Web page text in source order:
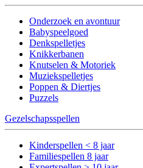
Onderzoek en avontuur
Babyspeelgoed
Denkspelletjes
Knikkerbanen
Knutselen & Motoriek
Muziekspelletjes
Poppen & Diertjes
Puzzels
Gezelschapsspellen
Kinderspellen < 8 jaar
Familiespellen 8 jaar